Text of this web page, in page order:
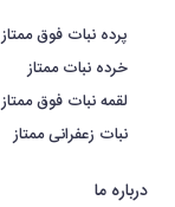
پرده نبات فوق ممتاز
خرده نبات ممتاز
لقمه نبات فوق ممتاز
نبات زعفرانی ممتاز
درباره ما